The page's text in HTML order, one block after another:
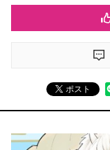
ポスト